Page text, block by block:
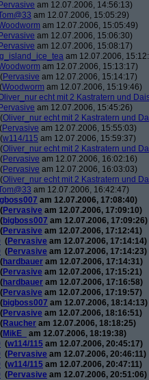
Pervasive am 12.07.2006, 14:56:13)
am 12.07.2006, 15:05:29)
am 12.07.2006, 15:05:49)
Pervasive am 12.07.2006, 15:06:30)
Pervasive am 12.07.2006, 15:08:17)
am 12.07.2006,
am 12.07.2006, 15:13:17)
(Pervasive am 12.07.2006, 15:14:17)
(Woodworm am 12.07.2006, 15:19:46)
echt mit 2 Kastratern und
Pervasive am 12.07.2006, 15:45:26)
(Oliver_nur echt mit 2 Kastratern und
(Pervasive am 12.07.2006, 15:55:03)
(w114/115 am 12.07.2006, 15:59:37)
(Oliver_nur echt mit 2 Kastratern und
(Pervasive am 12.07.2006, 16:02:16)
(Pervasive am 12.07.2006, 16:03:03)
(Oliver_nur echt mit 2 Kastratern und
am 12.07.2006, 16:42:47)
am 12.07.2006, 17:08:40)
(Pervasive am 12.07.2006, 17:09:10)
(bigboss007 am 12.07.2006, 17:09:26)
(Pervasive am 12.07.2006, 17:12:41)
(Pervasive am 12.07.2006, 17:14:14)
(Pervasive am 12.07.2006, 17:14:23)
(hardbauer am 12.07.2006, 17:14:31)
(Pervasive am 12.07.2006, 17:15:21)
(hardbauer am 12.07.2006, 17:16:58)
(Pervasive am 12.07.2006, 17:19:57)
(bigboss007 am 12.07.2006, 18:14:13)
(Pervasive am 12.07.2006, 18:16:51)
(Raucher am 12.07.2006, 18:18:25)
(MikE_
am 12.07.2006, 18:19:38)
(w114/115 am 12.07.2006, 20:45:17)
(Pervasive am 12.07.2006, 20:46:11)
(w114/115 am 12.07.2006, 20:47:11)
(Pervasive am 12.07.2006, 20:51:06)